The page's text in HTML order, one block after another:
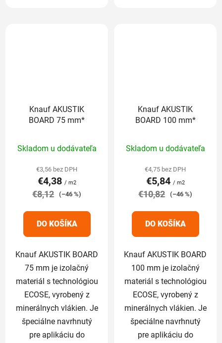
Knauf AKUSTIK
BOARD 75 mm*
hodnotenie
produktu
je
5,0
5
hviezdičiek.
Skladom u dodávateľa
€3,56 bez DPH
€4,38 / m2
€8,12 (–46 %)
DO KOŠÍKA
Knauf AKUSTIK BOARD
75 mm je izolačný
materiál s technológiou
ECOSE, vyrobený z
minerálnych vlákien. Je
špeciálne navrhnutý
pre aplikáciu do
Knauf AKUSTIK
BOARD 100 mm*
hodnotenie
produktu
je
5,0
5
hviezdičiek.
Skladom u dodávateľa
€4,75 bez DPH
€5,84 / m2
€10,82 (–46 %)
DO KOŠÍKA
Knauf AKUSTIK BOARD
100 mm je izolačný
materiál s technológiou
ECOSE, vyrobený z
minerálnych vlákien. Je
špeciálne navrhnutý
pre aplikáciu do